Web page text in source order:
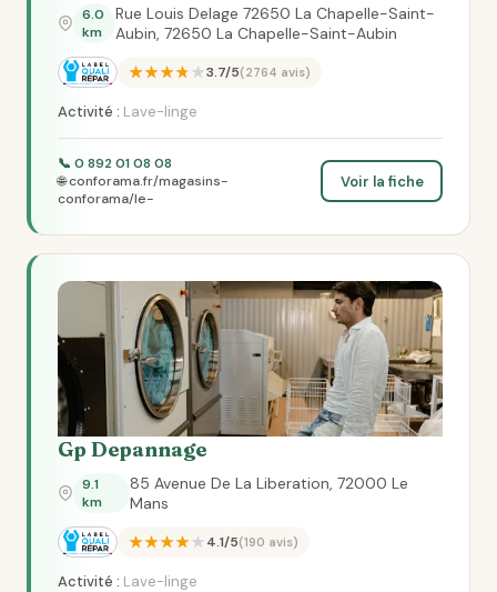
6.0
km
Rue Louis Delage 72650 La Chapelle-Saint-
Aubin, 72650 La Chapelle-Saint-Aubin
★★★★★3.7/5(2764 avis)
Activité : Lave-linge
📞 0 892 01 08 08
🌐 conforama.fr/magasins-
conforama/le-
Voir la fiche
Gp Depannage
9.1
km
85 Avenue De La Liberation, 72000 Le
Mans
★★★★★4.1/5(190 avis)
Activité : Lave-linge